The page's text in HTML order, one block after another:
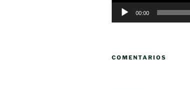
00:00
COMENTARIOS